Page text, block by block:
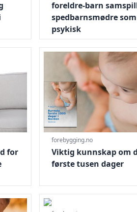
foreldre-barn
spedbarnsmødre
psykisk
for
for å avdekke og forebygge
forebygging.no
Viktig kunnskap om
første tusen dager
Gå til Viktig kunnskap
focus on children affected by
Gå til